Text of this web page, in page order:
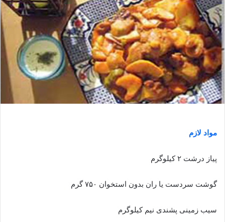
مواد لازم
پیاز درشت ۲ کیلوگرم
گوشت سردست یا ران بدون استخوان ۷۵۰ گرم
سیب زمینی پشندی نیم کیلوگرم